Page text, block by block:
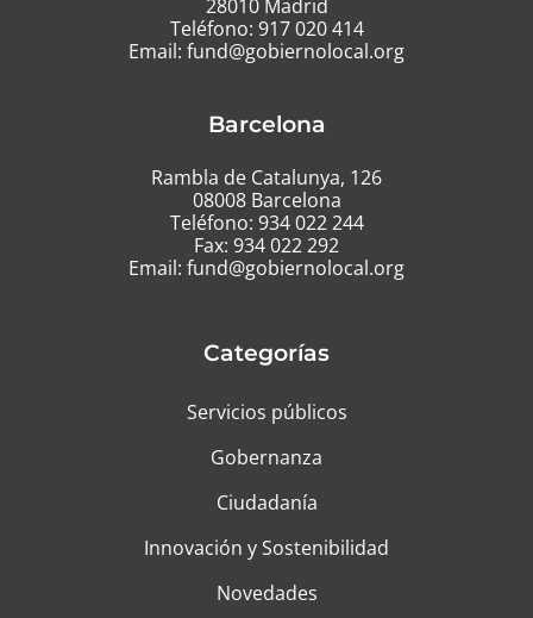
28010 Madrid
Teléfono: 917 020 414
Email: fund@gobiernolocal.org
Barcelona
Rambla de Catalunya, 126
08008 Barcelona
Teléfono: 934 022 244
Fax: 934 022 292
Email: fund@gobiernolocal.org
Categorías
Servicios públicos
Gobernanza
Ciudadanía
Innovación y Sostenibilidad
Novedades